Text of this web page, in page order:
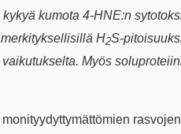
kykyä kumota 4-HNE:n
H2S-
Myös